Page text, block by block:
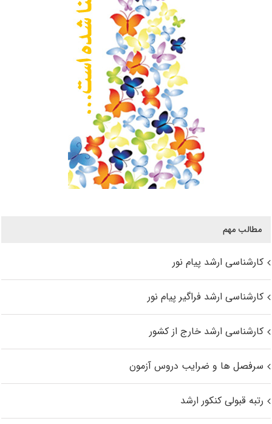
مطالب مهم
کارشناسی ارشد پیام نور
کارشناسی ارشد فراگیر پیام نور
کارشناسی ارشد خارج از کشور
سرفصل ها و ضرایب دروس آزمون
رتبه قبولی کنکور ارشد